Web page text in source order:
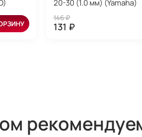
20-30 (1.0 мм) (Yamaha)
146 ₽
131 ₽